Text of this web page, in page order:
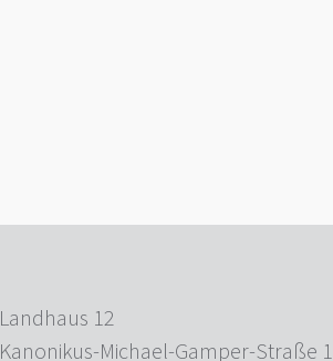
Landhaus 12
Kanonikus-Michael-Gamper-Straße 1